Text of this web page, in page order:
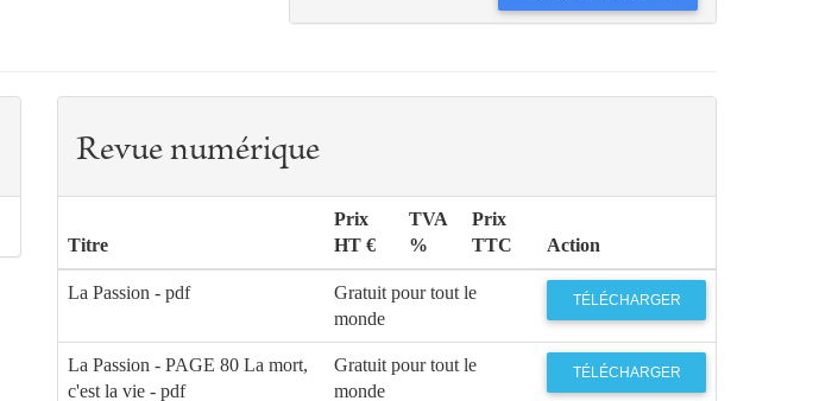
Revue numérique
Titre
Prix
HT €
TVA
%
Prix
TTC
Action
La Passion - pdf
Gratuit pour tout le
monde
TÉLÉCHARGER
La Passion - PAGE 80 La mort,
c'est la vie - pdf
Gratuit pour tout le
monde
TÉLÉCHARGER